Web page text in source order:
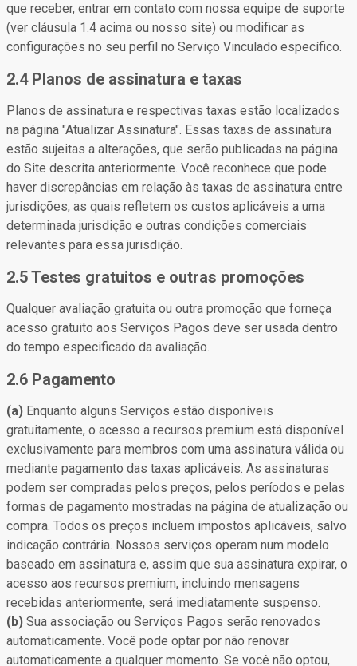
que receber, entrar em contato com nossa equipe de suporte
(ver cláusula 1.4 acima ou nosso site) ou modificar as
configurações no seu perfil no Serviço Vinculado específico.
2.4 Planos de assinatura e taxas
Planos de assinatura e respectivas taxas estão localizados
na página "Atualizar Assinatura". Essas taxas de assinatura
estão sujeitas a alterações, que serão publicadas na página
do Site descrita anteriormente. Você reconhece que pode
haver discrepâncias em relação às taxas de assinatura entre
jurisdições, as quais refletem os custos aplicáveis a uma
determinada jurisdição e outras condições comerciais
relevantes para essa jurisdição.
2.5 Testes gratuitos e outras promoções
Qualquer avaliação gratuita ou outra promoção que forneça
acesso gratuito aos Serviços Pagos deve ser usada dentro
do tempo especificado da avaliação.
2.6 Pagamento
(a) Enquanto alguns Serviços estão disponíveis
gratuitamente, o acesso a recursos premium está disponível
exclusivamente para membros com uma assinatura válida ou
mediante pagamento das taxas aplicáveis. As assinaturas
podem ser compradas pelos preços, pelos períodos e pelas
formas de pagamento mostradas na página de atualização ou
compra. Todos os preços incluem impostos aplicáveis, salvo
indicação contrária. Nossos serviços operam num modelo
baseado em assinatura e, assim que sua assinatura expirar, o
acesso aos recursos premium, incluindo mensagens
recebidas anteriormente, será imediatamente suspenso.
(b) Sua associação ou Serviços Pagos serão renovados
automaticamente. Você pode optar por não renovar
automaticamente a qualquer momento. Se você não optou,